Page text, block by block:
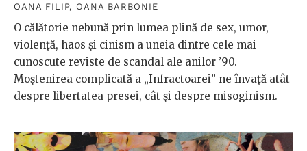
OANA FILIP, OANA BARBONIE
O călătorie nebună prin lumea plină de sex, umor,
violență, haos și cinism a uneia dintre cele mai
cunoscute reviste de scandal ale anilor ’90.
Moștenirea complicată a „Infractoarei” ne învață atât
despre libertatea presei, cât și despre misoginism.